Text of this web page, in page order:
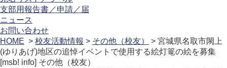
支部用報告書／申請／届
ニュース
お問い合わせ
HOME > 校友活動情報 > その他（校友）
> 宮城県名取市閖上
(ゆりあげ)地区の追悼イベントで使用する絵灯篭の絵を募集
[msb! info] その他（校友）